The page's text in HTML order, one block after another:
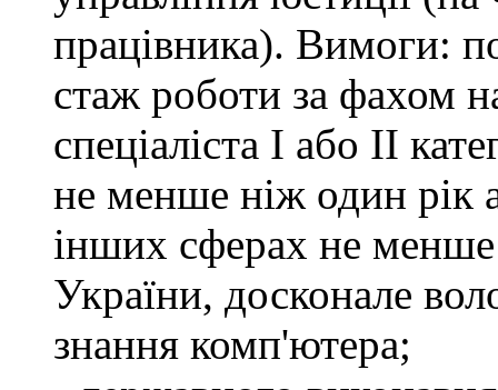
працівника). Вимоги:
стаж роботи за фахом
спеціаліста І або ІІ
не менше ніж один рік
інших сферах не
України, досконале
знання комп'ютера;